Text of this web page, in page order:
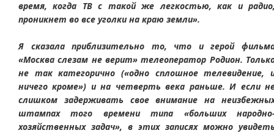
время, когда ТВ с такой же легкостью, как и
проникнет во все уголки на краю земли».
Я сказала приблизительно то, что и герой
«Москва слезам не верит» телеоператор Родион.
не так категорично («одно сплошное телевидение,
ничего кроме») и на четверть века раньше. И если
слишком задерживать свое внимание на
штампах того времени типа «больших
хозяйственных задач», в этих записях можно